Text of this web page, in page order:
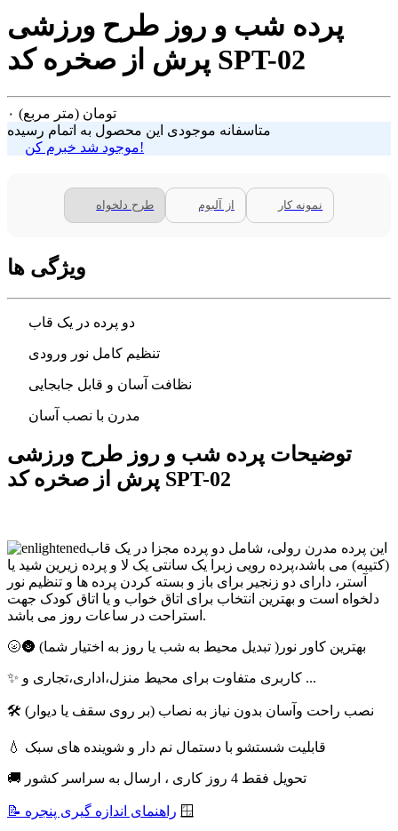
پرده شب و روز طرح ورزشی
پرش از صخره کد SPT-02
۰ تومان (متر مربع)
متاسفانه موجودی این محصول به اتمام رسیده
موجود شد خبرم کن!
طرح دلخواه از آلبوم نمونه کار
ویژگی ها
دو پرده در یک قاب
تنظیم کامل نور ورودی
نظافت آسان و قابل جابجایی
مدرن با نصب آسان
توضیحات پرده شب و روز طرح ورزشی
پرش از صخره کد SPT-02
این پرده مدرن رولی، شامل دو پرده مجزا در یک قاب
(کتیبه) می باشد،پرده رویی زبرا یک سانتی یک لا و پرده زیرین شید یا
آستر، دارای دو زنجیر برای باز و بسته کردن پرده ها و تنظیم نور
دلخواه است و بهترین انتخاب برای اتاق خواب و یا اتاق کودک جهت
استراحت در ساعات روز می باشد.
🌝🌚 بهترین کاور نور( تبدیل محیط به شب یا روز به اختیار شما)
✨ کاربری متفاوت برای محیط منزل،اداری،تجاری و ...
🛠 نصب راحت وآسان بدون نیاز به نصاب (بر روی سقف یا دیوار)
💧 قابلیت شستشو با دستمال نم دار و شوینده های سبک
🚚 تحویل فقط 4 روز کاری ، ارسال به سراسر کشور
📝 راهنمای اندازه گیری پنجره 🪟